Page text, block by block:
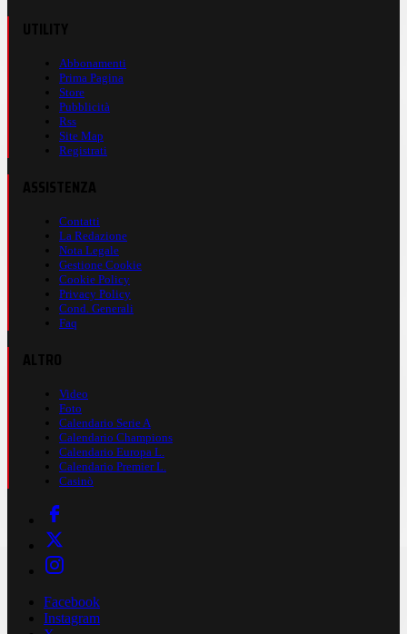
Abbonamenti
Prima Pagina
Store
Pubblicità
Rss
Site Map
Registrati
Contatti
La Redazione
Nota Legale
Gestione Cookie
Cookie Policy
Privacy Policy
Cond. Generali
Faq
Video
Foto
Calendario Serie A
Calendario Champions
Calendario Europa L.
Calendario Premier L.
Casinò
Facebook
Instagram